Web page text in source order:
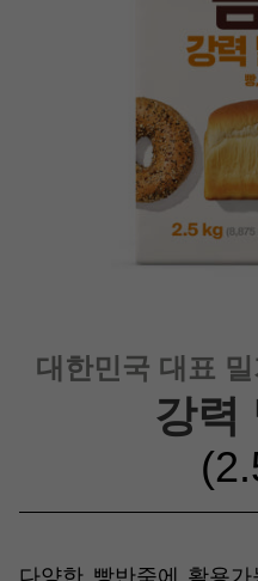
대한민국 대표
강력
다양한 빵반죽에 활용